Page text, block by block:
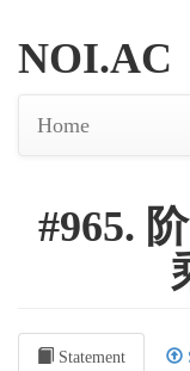
NOI.AC
Home
#965. 阶
Statement